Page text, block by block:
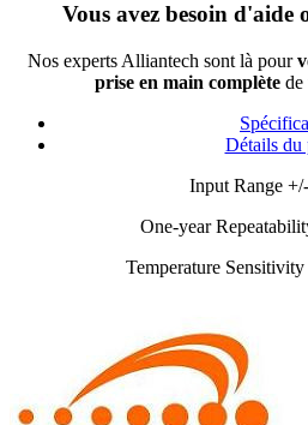
Vous avez besoin d'aide
Nos experts Alliantech sont là pour
prise en main complètede
Détails du
Input Range
One-year
Temperature